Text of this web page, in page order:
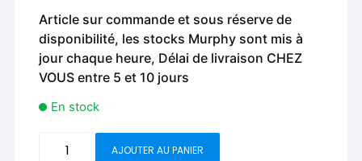
Article sur commande et sous réserve de
disponibilité, les stocks Murphy sont mis à
jour chaque heure, Délai de livraison CHEZ
VOUS entre 5 et 10 jours
En stock
AJOUTER AU PANIER